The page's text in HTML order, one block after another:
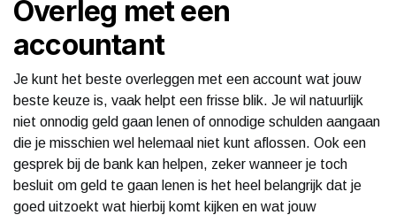
Overleg met een
accountant
Je kunt het beste overleggen met een account wat jouw
beste keuze is, vaak helpt een frisse blik. Je wil natuurlijk
niet onnodig geld gaan lenen of onnodige schulden aangaan
die je misschien wel helemaal niet kunt aflossen. Ook een
gesprek bij de bank kan helpen, zeker wanneer je toch
besluit om geld te gaan lenen is het heel belangrijk dat je
goed uitzoekt wat hierbij komt kijken en wat jouw